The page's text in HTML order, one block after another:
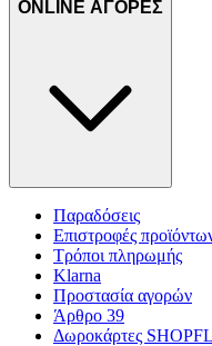
ONLINE ΑΓΟΡΕΣ
Παραδόσεις
Επιστροφές
Τρόποι πληρωμής
Klarna
Προστασία αγορών
Άρθρο 39
Δωροκάρτες